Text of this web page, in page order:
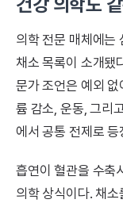
의학 전문 매체에는
채소 목록이 소개됐
문가 조언은 예외
륨 감소, 운동, 그리
에서 공통 전제로
흡연이 혈관을 수축
의학 상식이다. 채